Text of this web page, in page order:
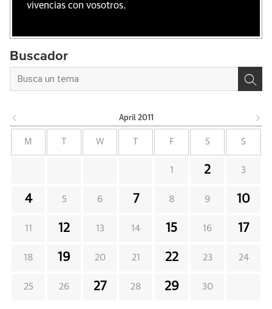
vivencias con vosotros.
Buscador
April 2011
M W F S S
1 2 3
4 5 6 7 8 9 10
11 12 13 14 15 16 17
18 19 20 21 22 23 24
25 26 27 28 29 30